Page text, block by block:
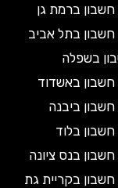
ברמת גן
בתל אביב
באשדוד
ביבנה
בלוד
בנס ציונה
בקריית גת